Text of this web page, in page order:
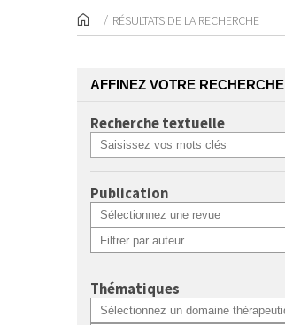
RÉSULTATS DE LA RECHERCHE
AFFINEZ VOTRE RECHERCHE
Recherche textuelle
Publication
Thématiques